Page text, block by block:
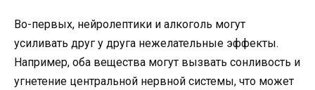
Во-первых, нейролептики и алкоголь могут
усиливать друг у друга нежелательные эффекты.
Например, оба вещества могут вызвать сонливость и
угнетение центральной нервной системы, что может